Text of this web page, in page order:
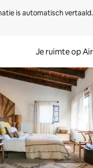
is automatisch vertaald.
Je ruimte op